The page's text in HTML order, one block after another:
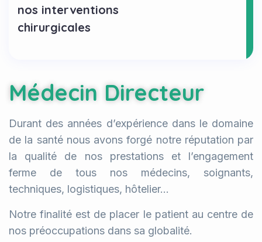
nos interventions
chirurgicales
Médecin Directeur
Durant des années d’expérience dans le domaine
de la santé nous avons forgé notre réputation par
la qualité de nos prestations et l’engagement
ferme de tous nos médecins, soignants,
techniques, logistiques, hôtelier…
Notre finalité est de placer le patient au centre de
nos préoccupations dans sa globalité.